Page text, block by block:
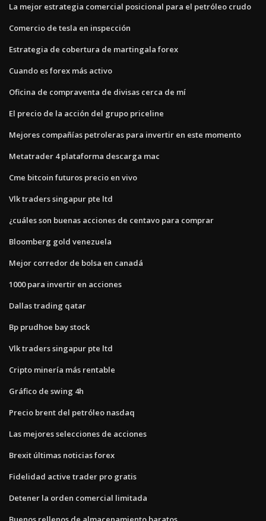
La mejor estrategia comercial posicional para el petróleo crudo
Comercio de tesla en inspección
Estrategia de cobertura de martingala forex
Cuando es forex más activo
Oficina de compraventa de divisas cerca de mí
El precio de la acción del grupo priceline
Mejores compañías petroleras para invertir en este momento
Metatrader 4 plataforma descarga mac
Cme bitcoin futuros precio en vivo
Vlk traders singapur pte ltd
¿cuáles son buenas acciones de centavo para comprar
Bloomberg gold venezuela
Mejor corredor de bolsa en canadá
1000 para invertir en acciones
Dallas trading qatar
Bp prudhoe bay stock
Vlk traders singapur pte ltd
Cripto minería más rentable
Gráfico de swing 4h
Precio brent del petróleo nasdaq
Las mejores selecciones de acciones
Brexit últimas noticias forex
Fidelidad active trader pro gratis
Detener la orden comercial limitada